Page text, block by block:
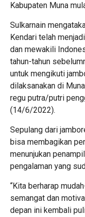
Kabupaten Muna
Sulkarnain
Kendari telah
dan mewakili
tahun-tahun
untuk mengikuti
dilaksanakan di
regu putra/putri
(14/6/2022).
Sepulang dari
bisa membagikan
menunjukan
pengalaman yang
“Kita berharap
semangat dan
depan ini kembali